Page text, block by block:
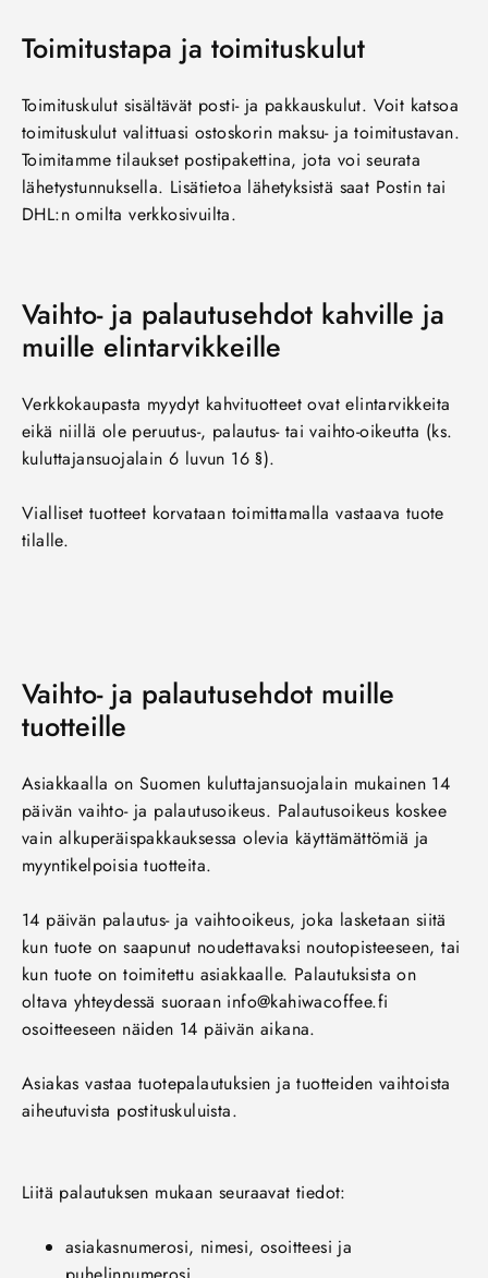
Toimitustapa ja toimituskulut
Toimituskulut sisältävät posti- ja pakkauskulut. Voit katsoa
toimituskulut valittuasi ostoskorin maksu- ja toimitustavan.
Toimitamme tilaukset postipakettina, jota voi seurata
lähetystunnuksella. Lisätietoa lähetyksistä saat Postin tai
DHL:n omilta verkkosivuilta.
Vaihto- ja palautusehdot kahville ja
muille elintarvikkeille
Verkkokaupasta myydyt kahvituotteet ovat elintarvikkeita
eikä niillä ole peruutus-, palautus- tai vaihto-oikeutta (ks.
kuluttajansuojalain 6 luvun 16 §).
Vialliset tuotteet korvataan toimittamalla vastaava tuote
tilalle.
Vaihto- ja palautusehdot muille
tuotteille
Asiakkaalla on Suomen kuluttajansuojalain mukainen 14
päivän vaihto- ja palautusoikeus. Palautusoikeus koskee
vain alkuperäispakkauksessa olevia käyttämättömiä ja
myyntikelpoisia tuotteita.
14 päivän palautus- ja vaihtooikeus, joka lasketaan siitä
kun tuote on saapunut noudettavaksi noutopisteeseen, tai
kun tuote on toimitettu asiakkaalle. Palautuksista on
oltava yhteydessä suoraan info@kahiwacoffee.fi
osoitteeseen näiden 14 päivän aikana.
Asiakas vastaa tuotepalautuksien ja tuotteiden vaihtoista
aiheutuvista postituskuluista.
Liitä palautuksen mukaan seuraavat tiedot:
asiakasnumerosi, nimesi, osoitteesi ja